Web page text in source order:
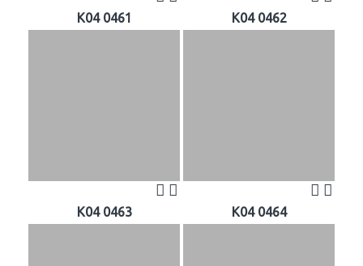
K04 0461 K04 0462
K04 0463 K04 0464